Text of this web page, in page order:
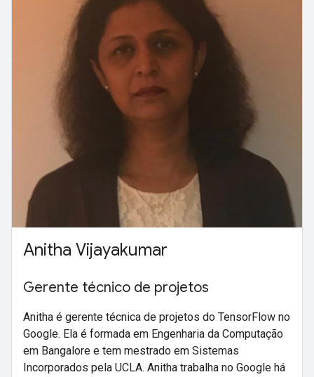
Anitha Vijayakumar
Gerente técnico de projetos
Anitha é gerente técnica de projetos do TensorFlow no
Google. Ela é formada em Engenharia da Computação
em Bangalore e tem mestrado em Sistemas
Incorporados pela UCLA. Anitha trabalha no Google há